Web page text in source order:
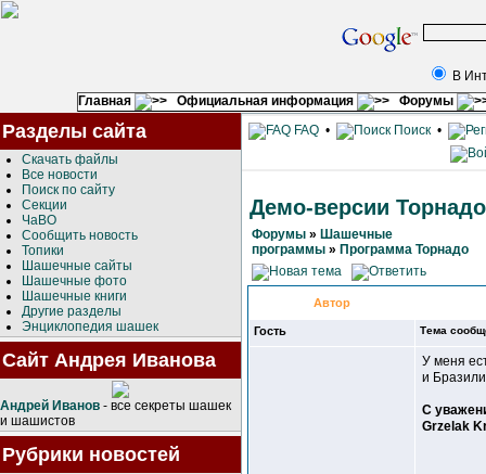
В
Главная
Официальная информация Форумы
Разделы сайта
Скачать файлы
Все новости
Поиск по сайту
Секции
ЧаВО
Сообщить новость
Топики
Шашечные сайты
Шашечные фото
Шашечные книги
Другие разделы
Энциклопедия шашек
Сайт Андрея Иванова
Андрей Иванов - все секреты шашек
и шашистов
Рубрики новостей
FAQ • Поиск •
Демо-версии
Форумы » Шашечные
программы » Программа Торнадо
Автор
Гость Тема
У меня
и
С
Grzelak